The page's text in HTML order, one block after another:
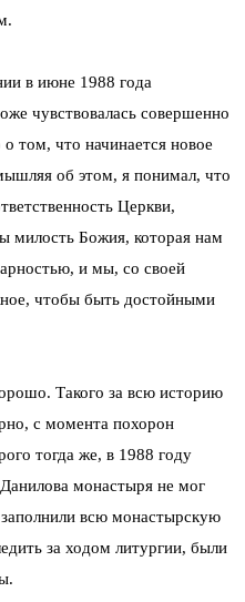
в июне 1988 года
чувствовалась совершенно
том, что начинается новое
об этом, я понимал, что
Церкви,
милость Божия, которая нам
и мы, со своей
чтобы быть достойными
Такого за всю историю
с момента похорон
тогда же, в 1988 году
монастыря не мог
всю монастырскую
за ходом литургии, были